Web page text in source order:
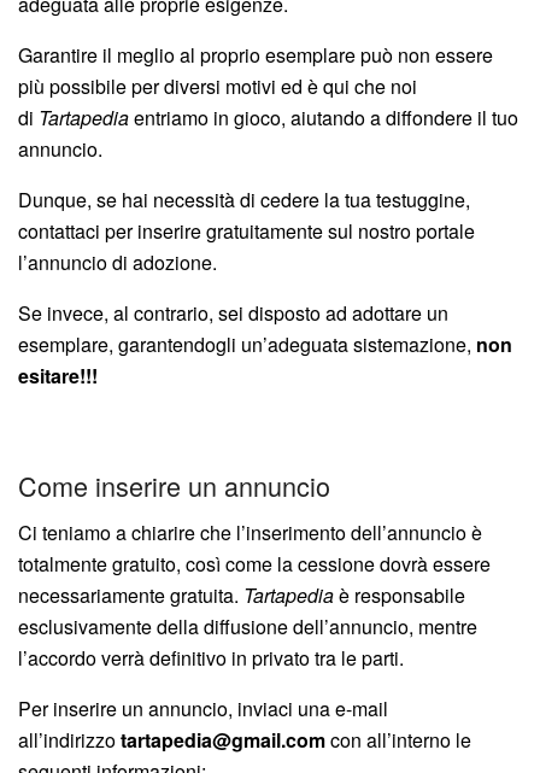
Garantire il meglio al proprio esemplare può non essere
più possibile per diversi motivi ed è qui che noi
di Tartapediaentriamo in gioco, aiutando a diffondere il tuo
annuncio.
Dunque, se hai necessità di cedere la tua testuggine,
contattaci per inserire gratuitamente sul nostro portale
l’annuncio di adozione.
Se invece, al contrario, sei disposto ad adottare un
esemplare, garantendogli un’adeguata sistemazione, non
esitare!!!
Come inserire un annuncio
Ci teniamo a chiarire che l’inserimento dell’annuncio è
totalmente gratuito, così come la cessione dovrà essere
necessariamente gratuita. Tartapediaè responsabile
esclusivamente della diffusione dell’annuncio, mentre
l’accordo verrà definitivo in privato tra le parti.
Per inserire un annuncio, inviaci una e-mail
all’indirizzotartapedia@gmail.comcon all’interno le